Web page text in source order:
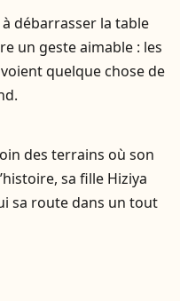
débarrasser la table
un geste aimable : les
quelque chose de
des terrains où son
sa fille Hiziya
sa route dans un tout